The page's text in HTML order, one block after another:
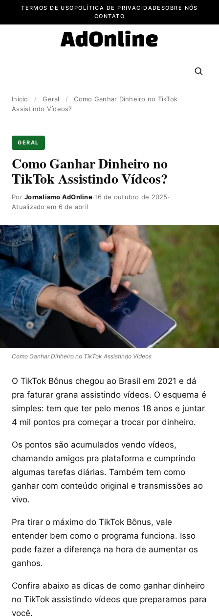
TERMOS DE USOPOLÍTICA DE PRIVACIDADE SOBRE NÓS
CONTATO
Início / Geral /
Como Ganhar Dinheiro no TikTok
Assistindo Vídeos?
GERAL
Como Ganhar Dinheiro no
TikTok Assistindo Vídeos?
PorJornalismo AdOnline·16 de outubro de 2025·
Atualizado em 6 de abril
Como Ganhar Dinheiro no TikTok Assistindo Vídeos
O TikTok Bônus chegou ao Brasil em 2021 e dá
pra faturar grana assistindo vídeos. O esquema é
simples: tem que ter pelo menos 18 anos e juntar
4 mil pontos pra começar a trocar por dinheiro.
Os pontos são acumulados vendo vídeos,
chamando amigos pra plataforma e cumprindo
algumas tarefas diárias. Também tem como
ganhar com conteúdo original e transmissões ao
vivo.
Pra tirar o máximo do TikTok Bônus, vale
entender bem como o programa funciona. Isso
pode fazer a diferença na hora de aumentar os
ganhos.
Confira abaixo as dicas de como ganhar dinheiro
no TikTok assistindo vídeos que preparamos para
você.